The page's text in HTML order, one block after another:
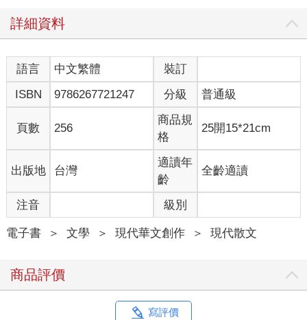
著老師的表情了，我心急地提議：「可以打電話給媽媽嗎？」老
打電話到早餐店喊媽媽，這個動作自我有記憶以來就做過許多
遍，店裡阿姨只要聽到「我要找媽媽」的開場白，就會將話筒拿
遠，喊她過來接聽。從學校打電話到店裡時常令人感到不安，並
非是因為功課又忘記帶怕被罵，而是我每次都能從電話那頭，聽
見店裡客人來來往往、煎台上噹啷的聲音，電話通常會被晾著一
陣子，直到媽媽有空接起。我總是怕自己造成麻煩。
約莫是中午十一點十分，我拿起走廊轉角處的公共電話，投入硬
幣：「媽媽，你可不可以來學校找我？」忍著眼淚，深知這是個
媽媽真的來了，或許老師有私下和媽媽聯絡？我只記得下個畫
面，是媽媽在教室外蹲著和我說話，告訴我現在距離放學沒有想
像中得長，待會吃飯睡覺後再上一點點課，很快就可以再看到
家裡做生意的孩子，都要提早學會和自己相處。我們常身處於大
人的工作場合中，一張桌椅與畫面中忙碌的父母親，便是天與
詳細資料
語言 中文繁體
裝訂
ISBN
9786267721247 分級 普通級
頁數 256
商品規
格
25開15*21cm
出版地 台灣
適讀年
齡
全齡適讀
注音 級別
電子書 ＞ 文學 ＞ 現代華文創作 ＞ 現代散文
商品評價
寫評價